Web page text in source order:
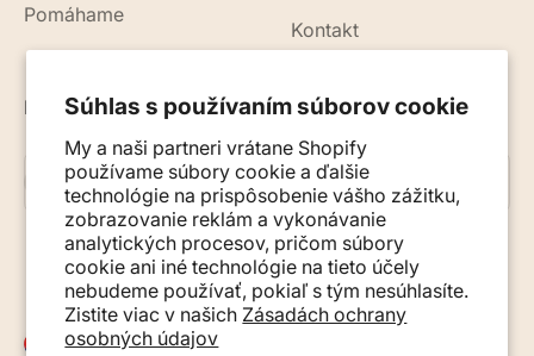
Súhlas s používaním súborov cookie
My a naši partneri vrátane Shopify
používame súbory cookie a ďalšie
technológie na prispôsobenie vášho zážitku,
zobrazovanie reklám a vykonávanie
analytických procesov, pričom súbory
cookie ani iné technológie na tieto účely
nebudeme používať, pokiaľ s tým nesúhlasíte.
Zistite viac v našich Zásadách ochrany
osobných údajov
Pomáhame
Kontakt
Novinky, rady a tipy do vášho e-mailu
E-mail
Prihlásiť sa na odber
Slovensko (EUR €)